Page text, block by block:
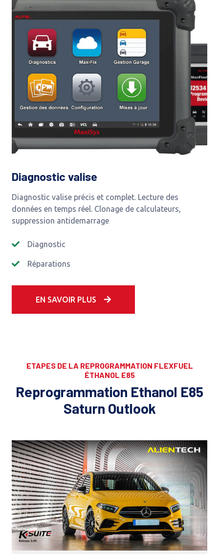
Diagnostic valise
Diagnostic valise précis et complet. Lecture des
données en temps réel. Clonage de calculateurs,
suppression antidemarrage
Diagnostic
Réparations
EN SAVOIR PLUS
ETAPES DE LA REPROGRAMMATION FLEXFUEL
ÉTHANOL E85
Reprogrammation Ethanol E85
Saturn Outlook